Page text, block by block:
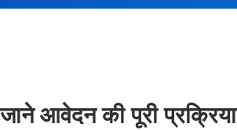
आवेदन की पूरी प्रक्रिया